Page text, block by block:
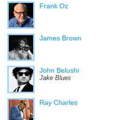
Frank Oz
James Brown
John Belushi
Jake Blues
Ray Charles